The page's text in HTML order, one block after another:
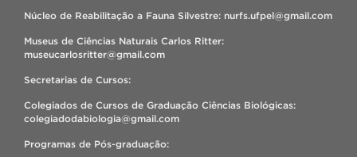
Núcleo de Reabilitação a Fauna Silvestre: nurfs.ufpel@gmail.com
Museus de Ciências Naturais Carlos Ritter:
museucarlosritter@gmail.com
Secretarias de Cursos:
Colegiados de Cursos de Graduação Ciências Biológicas:
colegiadodabiologia@gmail.com
Programas de Pós-graduação: